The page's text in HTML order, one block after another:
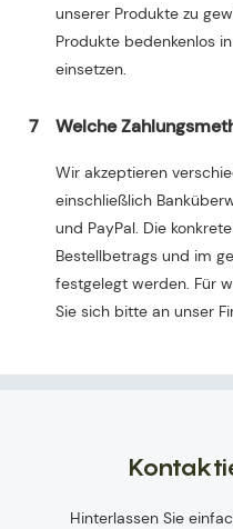
unserer Produkte zu
Produkte bedenkenlos
einsetzen.
7 Welche
Wir akzeptieren
einschließlich
und PayPal. Die
Bestellbetrags und im
festgelegt werden. Für
Sie sich bitte an unser
Hinterlassen Sie